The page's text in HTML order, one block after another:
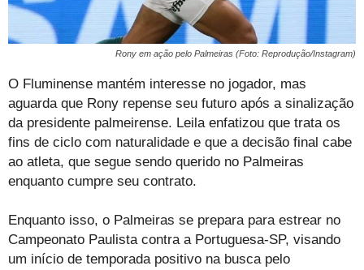
Rony em ação pelo Palmeiras (Foto: Reprodução/Instagram)
O Fluminense mantém interesse no jogador, mas
aguarda que Rony repense seu futuro após a sinalização
da presidente palmeirense. Leila enfatizou que trata os
fins de ciclo com naturalidade e que a decisão final cabe
ao atleta, que segue sendo querido no Palmeiras
enquanto cumpre seu contrato.
Enquanto isso, o Palmeiras se prepara para estrear no
Campeonato Paulista contra a Portuguesa-SP, visando
um início de temporada positivo na busca pelo